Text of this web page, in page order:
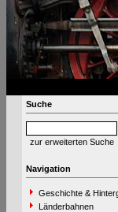
Suche
zur erweiterten Suche
Navigation
Geschichte &
Länderbahnen